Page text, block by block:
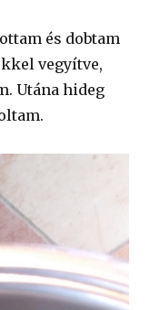
és dobtam
vegyítve,
Utána hideg